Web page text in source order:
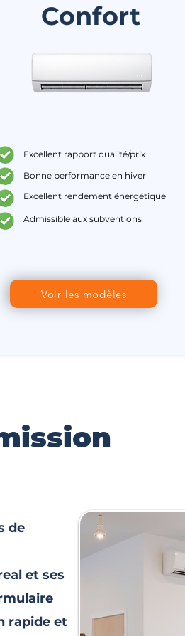
Confort
Excellent rapport qualité/prix
Bonne performance en hiver
Excellent rendement énergétique
Admissible aux subventions
Voir les modèles
de
et ses
rapide et